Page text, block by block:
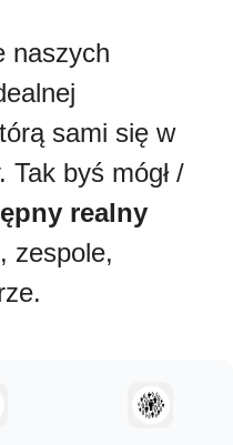
naszych
sami się w
byś mógł /
realny
zespole,